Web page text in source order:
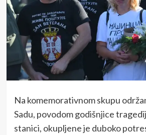
Na komemorativnom skupu
Sadu, povodom godišnjice
stanici, okupljene je duboko